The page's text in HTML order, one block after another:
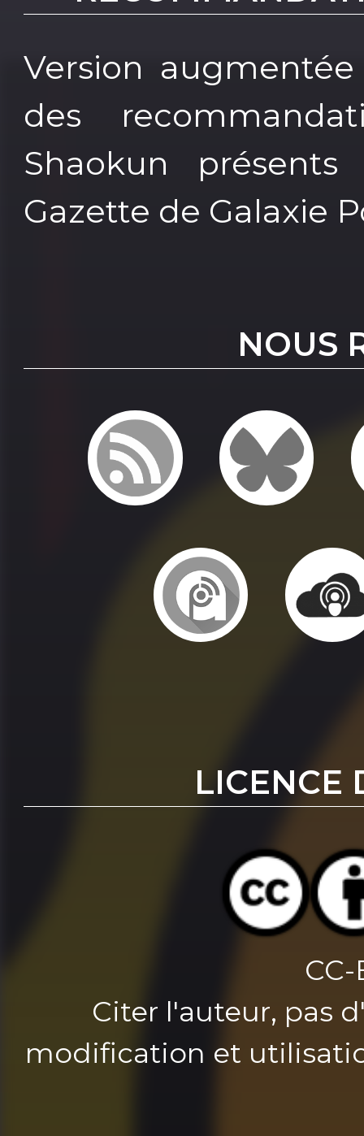
Version
des
Shaokun
Gazette de Galaxie
NOUS
LICENCE
CC-
Citer l'auteur, pas
modification et